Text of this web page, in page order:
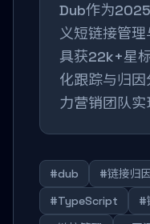
Dub作为
义短链接管
具获22k+星
化跟踪与归
力营销团队实
#dub #链接归
#TypeScript
#